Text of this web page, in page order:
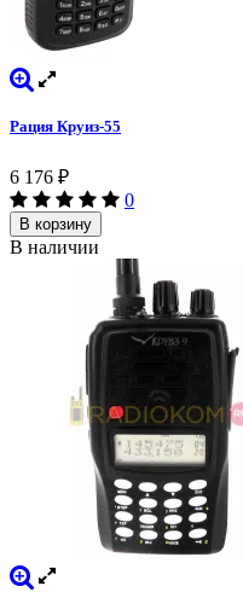
Рация Круиз-55
6 176 ₽
0
В корзину
В наличии